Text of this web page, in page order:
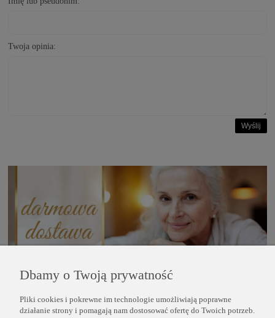
Twoja opinia:
Wyślij
POMOC
Dbamy o Twoją prywatność
Pliki cookies i pokrewne im technologie umożliwiają poprawne
działanie strony i pomagają nam dostosować ofertę do Twoich potrzeb.